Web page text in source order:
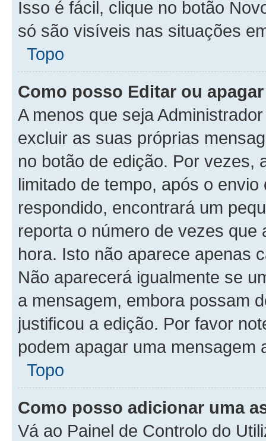
Isso é fácil, clique no botão
só são visíveis nas situações
Topo
Como posso Editar ou
A menos que seja
excluir as suas próprias
no botão de edição. Por vezes,
limitado de tempo, após o
respondido, encontrará um
reporta o número de vezes que
hora. Isto não aparece apenas
Não aparecerá igualmente se
a mensagem, embora possam
justificou a edição. Por favor
podem apagar uma mensagem
Topo
Como posso adicionar uma
Vá ao Painel de Controlo do